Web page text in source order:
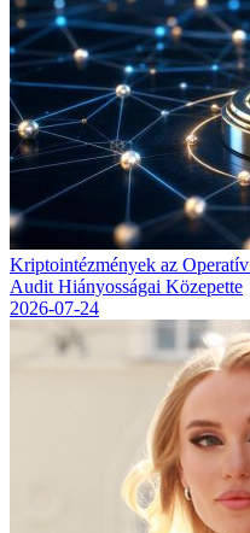
Kriptointézmények az
Audit Hiányosságai Közepette
2026-07-24